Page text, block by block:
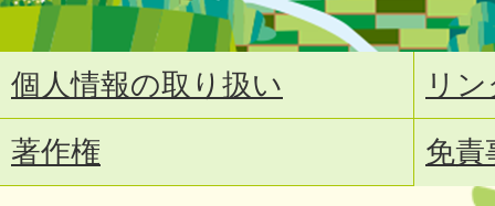
個人情報の取り扱い
リ
著作権
免責